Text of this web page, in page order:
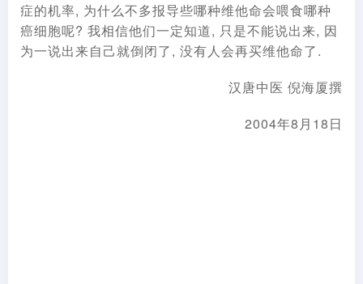
症的机率, 为什么不多报导些哪种维他命会喂食哪种
癌细胞呢? 我相信他们一定知道, 只是不能说出来, 因
为一说出来自己就倒闭了, 没有人会再买维他命了.
汉唐中医 倪海厦撰
2004年8月18日